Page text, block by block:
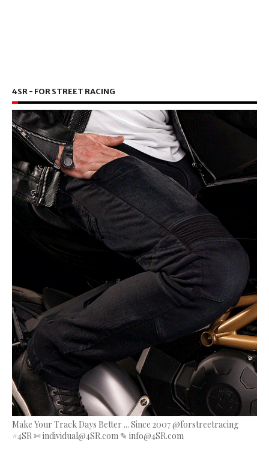
4SR - FOR STREET RACING
Make Your Track Days Better ... Since 2007 @forstreetracing
#4SR ✄ individual@4SR.com ✎ info@4SR.com